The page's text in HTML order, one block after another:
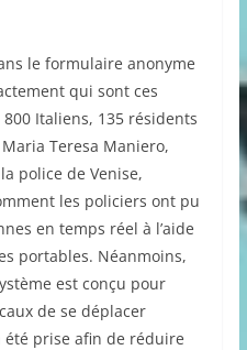
le formulaire anonyme
qui sont ces
Italiens, 135 résidents
Teresa Maniero,
police de Venise,
les policiers ont pu
en temps réel à l’aide
portables. Néanmoins,
est conçu pour
de se déplacer
prise afin de réduire